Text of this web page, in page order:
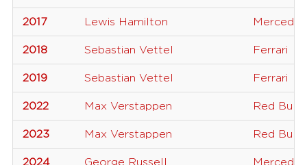
2017 Lewis Hamilton Mercedes
2018 Sebastian Vettel Ferrari
2019 Sebastian Vettel Ferrari
2022 Max Verstappen Red Bull
2023 Max Verstappen Red Bull
2024 George Russell Mercedes